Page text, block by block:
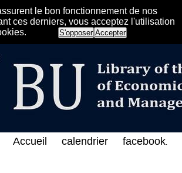
le bon fonctionnement de nos
ces derniers, vous acceptez l'utilisation
S'opposer Accepter
الإلكتروني على الخط
Accueil calendrier facebook.